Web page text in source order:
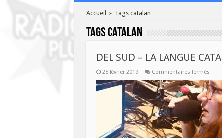
Accueil » Tags catalan
Tagscatalan
DEL SUD – LA LANGUE
25 février 2019 Commentaires ferméssur
SUD
–
LA